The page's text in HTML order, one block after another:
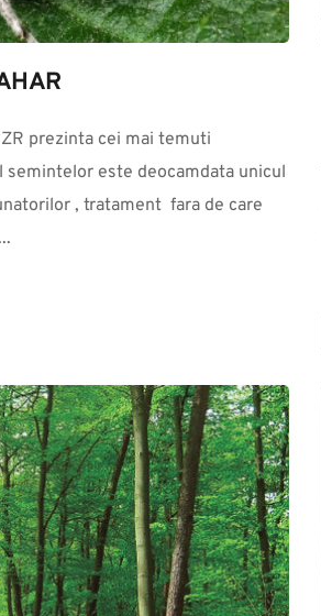
prezinta cei mai temuti
semintelor este deocamdata unicul
, tratament  fara de care